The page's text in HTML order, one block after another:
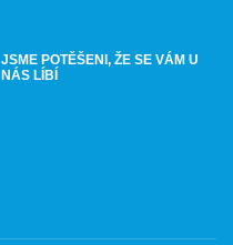
JSME POTĚŠENI, ŽE SE VÁM U
NÁS LÍBÍ